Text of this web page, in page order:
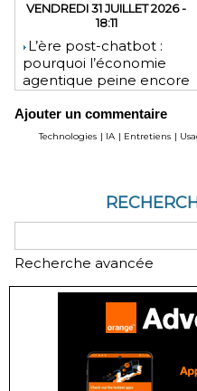
VENDREDI 31 JUILLET 2026 -
18:11
​L’ère post-chatbot :
pourquoi l’économie
agentique peine encore
financières
Ajouter un commentaire
Technologies | IA | Entretiens |
Recherche avancée